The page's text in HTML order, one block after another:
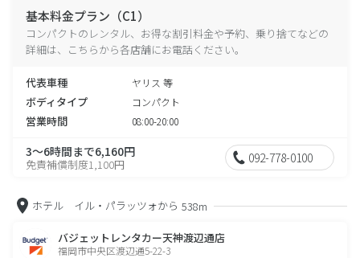
基本料金プラン（C1）
コンパクトのレンタル、お得な割引料金や予約、乗り捨てなどの
詳細は、こちらから各店舗にお電話ください。
代表車種 ヤリス 等
ボディタイプ コンパクト
営業時間 08:00-20:00
3～6時間まで6,160円
免責補償制度1,100円 092-778-0100
ホテル イル・パラッツォから 538m
バジェットレンタカー天神渡辺通店
福岡市中央区渡辺通5-22-3